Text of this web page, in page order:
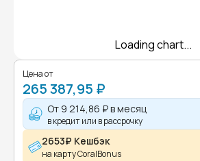
Loading chart...
Цена от
265 387,95 ₽
От 9 214,86 ₽в месяц
в кредит или в рассрочку
2653₽ Кешбэк
на карту CoralBonus